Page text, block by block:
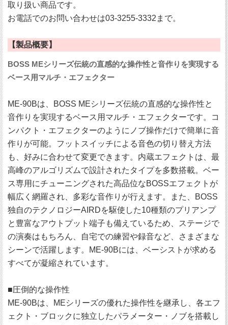
取り扱い商品です。
お電話でのお問い合わせは03-3255-3332まで。
【製品概要】
BOSS MEシリーズ伝統の直感的な操作性と音作りを実現する
ベース用マルチ・エフェクター
ME-90Bは、BOSS MEシリーズ伝統の直感的な操作性と
音作りを実現するベース用マルチ・エフェクターです。コ
ンパクト・エフェクターのようにノブ操作だけで簡単に音
作りが可能。フットスイッチによる音色の切り替え方法
も、好みに合わせて変更できます。内蔵エフェクトは、最
高峰のアルゴリズムで設計されたタイプを多数搭載。ベー
ス専用にチューニングされた高品位なBOSSエフェクトが
幅広く網羅され、多彩な音作りが行えます。また、BOSS
独自のテクノロジーAIRDを駆使した10種類のプリアンプ
と豊富なアウトプット端子も備えているため、ステージで
の演奏はもちろん、自宅での練習や録音など、さまざまな
シーンで活躍します。ME-90Bには、ベーシストが求める
すべてが凝縮されています。
■圧倒的な操作性
ME-90Bは、MEシリーズの優れた操作性を継承し、各エフ
ェクト・ブロックに独立したパラメーター・ノブを搭載し